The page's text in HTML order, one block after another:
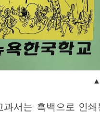
과서는 흑백으로 인